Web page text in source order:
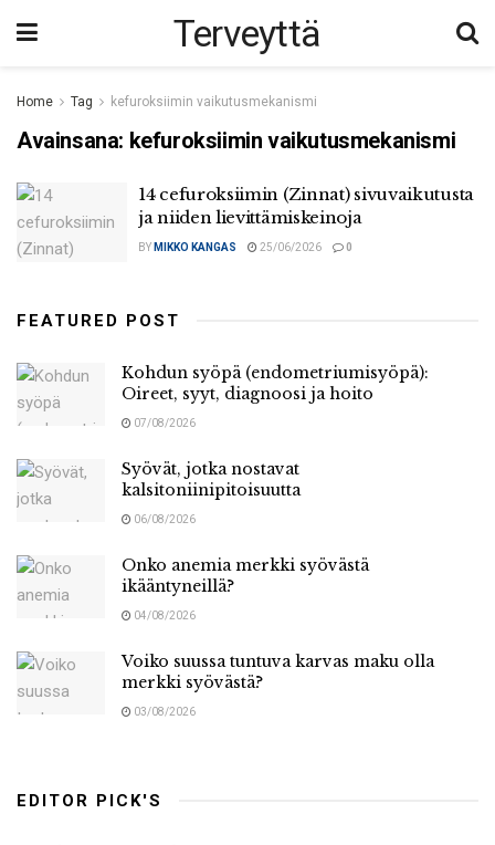
Terveyttä
Home Tag kefuroksiimin vaikutusmekanismi
Avainsana: kefuroksiimin vaikutusmekanismi
14 cefuroksiimin (Zinnat) sivuvaikutusta
ja niiden lievittämiskeinoja
BY MIKKO KANGAS 25/06/2026 0
FEATURED POST
Kohdun syöpä (endometriumisyöpä):
Oireet, syyt, diagnoosi ja hoito
07/08/2026
Syövät, jotka nostavat
kalsitoniinipitoisuutta
06/08/2026
Onko anemia merkki syövästä
ikääntyneillä?
04/08/2026
Voiko suussa tuntuva karvas maku olla
merkki syövästä?
03/08/2026
EDITOR PICK'S